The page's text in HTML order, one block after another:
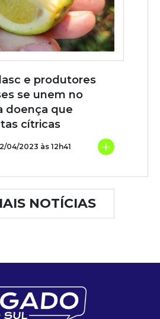
e produtores
se unem no
doença que
cítricas
04/2023 às 12h41 +
NOTÍCIAS